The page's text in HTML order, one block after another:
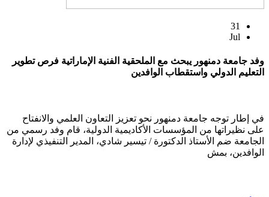
31
Jul
وفد جامعة دمنهور يبحث مع الملحقية الفنية الإماراتية فرص تطوير
التعليم الدولي واستقطاب الوافدين
في إطار توجه جامعة دمنهور نحو تعزيز التعاون العلمي والانفتاح
على نظيراتها من المؤسسات الأكاديمية الدولية، قام وفد رسمي من
الجامعة ضم الأستاذ الدكتورة / تيسير شادي، المدير التنفيذي لإدارة
الوافدين، بمش